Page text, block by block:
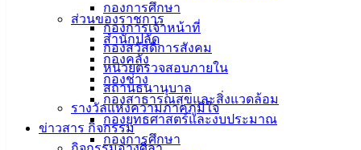
กองการศึกษา
กองการเจ้าหน้าที่
กองสวัสดิการสังคม
หน่วยตรวจสอบภายใน
สถานธนานุบาล
รางวัลแห่งความภาคภูมิใจ
ข่าวสาร กิจกรรม
ส่วนของราชการ
สำนักปลัด
กองคลัง
กองช่าง
กองสาธารณสุขและสิ่งแวดล้อม
กองยุทธศาสตร์และงบประมาณ
กองการศึกษา